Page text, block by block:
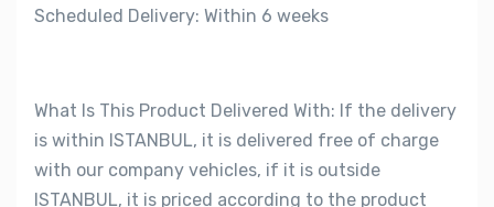
Scheduled Delivery: Within 6 weeks
What Is This Product Delivered With: If the delivery
is within ISTANBUL, it is delivered free of charge
with our company vehicles, if it is outside
ISTANBUL, it is priced according to the product